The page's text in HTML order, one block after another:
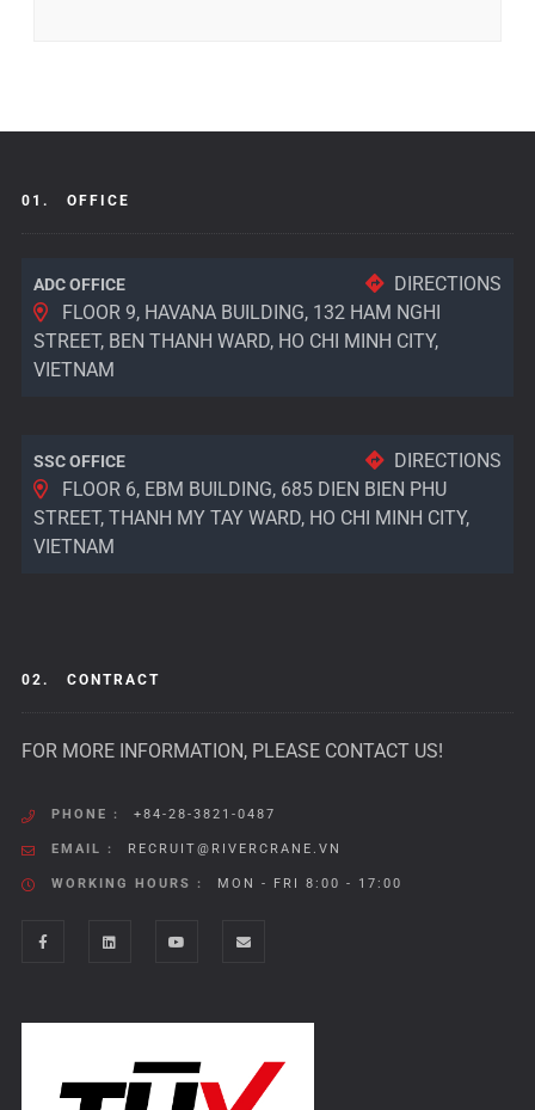
01. OFFICE
ADC OFFICE
DIRECTIONS
FLOOR 9, HAVANA BUILDING, 132 HAM NGHI
STREET, BEN THANH WARD, HO CHI MINH CITY,
VIETNAM
SSC OFFICE
DIRECTIONS
FLOOR 6, EBM BUILDING, 685 DIEN BIEN PHU
STREET, THANH MY TAY WARD, HO CHI MINH CITY,
VIETNAM
02. CONTRACT
FOR MORE INFORMATION, PLEASE CONTACT US!
PHONE : +84-28-3821-0487
EMAIL : RECRUIT@RIVERCRANE.VN
WORKING HOURS : MON - FRI 8:00 - 17:00